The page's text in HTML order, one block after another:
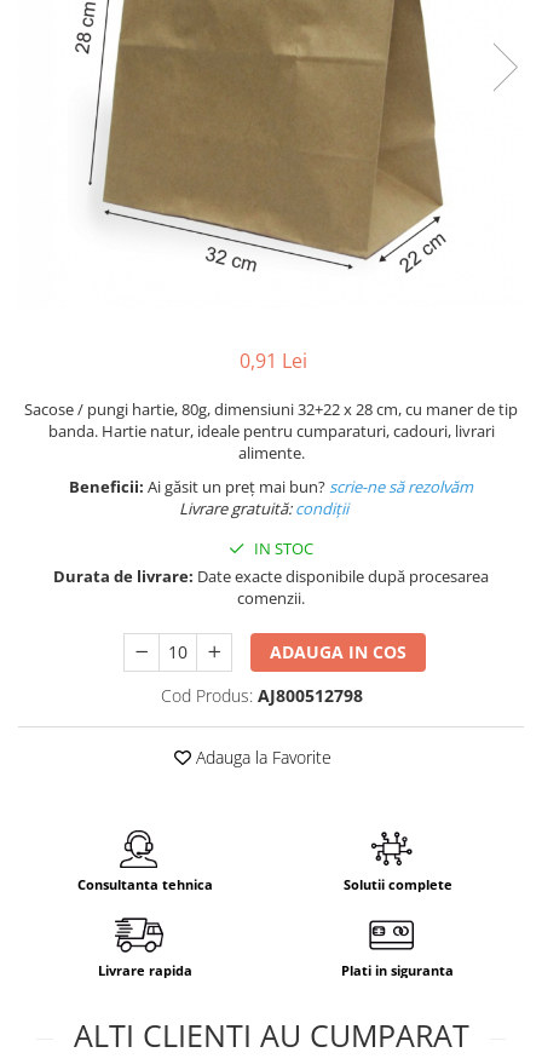
Plicuri de carton
Plicuri cu bule
Plicuri ecommerce
Pungi si sacose
Pungi curierat
Pungi coloane de aer
Pungi hartie
Pungi ziplock cu fermoar
0,91 Lei
Sacose / pungi hartie, 80g, dimensiuni 32+22 x 28 cm, cu maner de tip
banda. Hartie natur, ideale pentru cumparaturi, cadouri, livrari
alimente.
Beneficii: Ai găsit un preț mai bun?scrie-ne să rezolvăm
Livrare gratuită:condiții
IN STOC
Durata de livrare: Date exacte disponibile după procesarea
comenzii.
ADAUGA IN COS
Cod Produs: AJ800512798
Adauga la Favorite
Consultanta tehnica Solutii complete
Livrare rapida Plati in siguranta
ALTI CLIENTI AU CUMPARAT